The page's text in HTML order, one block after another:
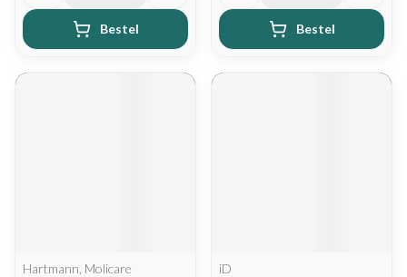
Bestel Bestel
Hartmann, Molicare
iD